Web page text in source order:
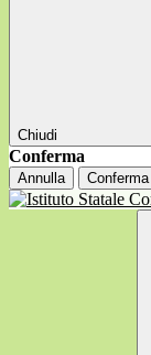
Chiudi
Conferma
Annulla Conferma